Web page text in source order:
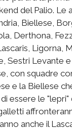
del Palio. Le
Biellese,
Derthona,
Ligorna,
Sestri Levante
con squadre
e la Biellese
essere le
anche il